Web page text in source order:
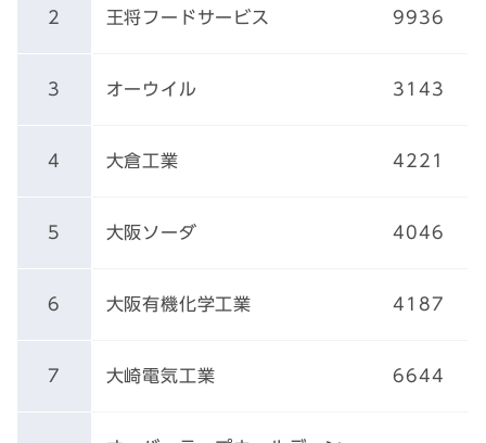
2 王将フードサービス 9936
3 オーウイル 3143
4 大倉工業 4221
5 大阪ソーダ 4046
6 大阪有機化学工業 4187
7 大崎電気工業 6644